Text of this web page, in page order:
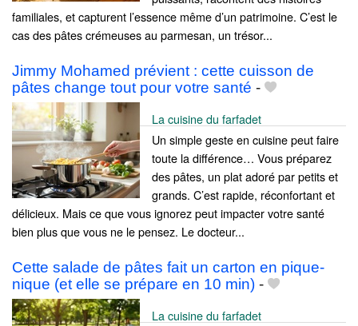
familiales, et capturent l’essence même d’un patrimoine. C’est le
cas des pâtes crémeuses au parmesan, un trésor...
Jimmy Mohamed prévient : cette cuisson de
pâtes change tout pour votre santé -
La cuisine du farfadet
Un simple geste en cuisine peut faire
toute la différence… Vous préparez
des pâtes, un plat adoré par petits et
grands. C’est rapide, réconfortant et
délicieux. Mais ce que vous ignorez peut impacter votre santé
bien plus que vous ne le pensez. Le docteur...
Cette salade de pâtes fait un carton en pique-
nique (et elle se prépare en 10 min) -
La cuisine du farfadet